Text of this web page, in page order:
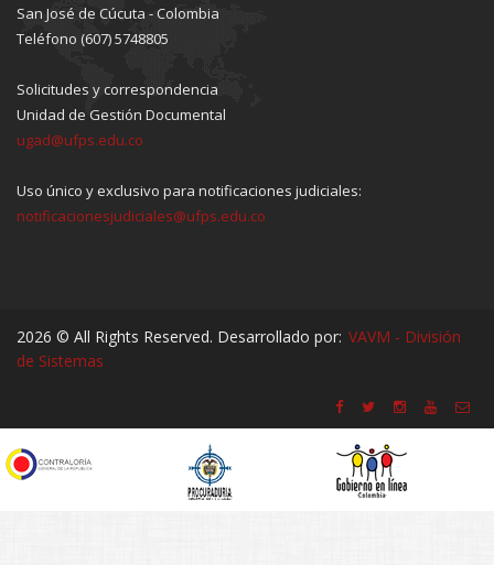
San José de Cúcuta - Colombia
Teléfono (607) 5748805
Solicitudes y correspondencia
Unidad de Gestión Documental
ugad@ufps.edu.co
Uso único y exclusivo para notificaciones judiciales:
notificacionesjudiciales@ufps.edu.co
2026 © All Rights Reserved. Desarrollado por: VAVM - División
de Sistemas